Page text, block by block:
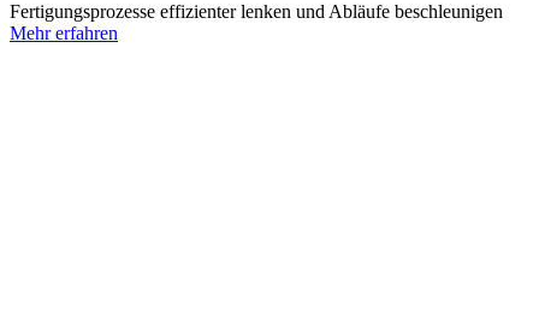
Fertigungsprozesse effizienter lenken und Abläufe beschleunigen
Mehr erfahren